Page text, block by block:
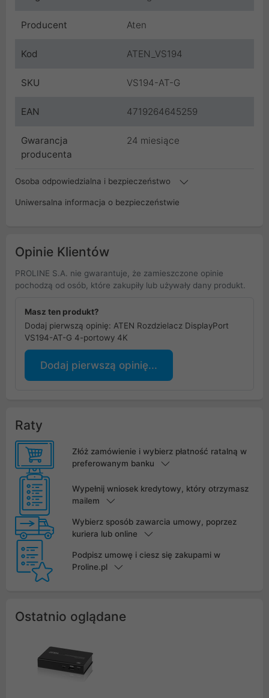
Producent Aten
Kod ATEN_VS194
SKU VS194-AT-G
EAN 4719264645259
Gwarancja
producenta
24 miesiące
Osoba odpowiedzialna i bezpieczeństwo
Uniwersalna informacja o bezpieczeństwie
Opinie Klientów
PROLINE S.A. nie gwarantuje, że zamieszczone opinie
pochodzą od osób, które zakupiły lub używały dany produkt.
Masz ten produkt?
Dodaj pierwszą opinię: ATEN Rozdzielacz DisplayPort
VS194-AT-G 4-portowy 4K
Dodaj pierwszą opinię...
Raty
Złóż zamówienie i wybierz płatność ratalną w
preferowanym banku
Wypełnij wniosek kredytowy, który otrzymasz
mailem
Wybierz sposób zawarcia umowy, poprzez
kuriera lub online
Podpisz umowę i ciesz się zakupami w
Proline.pl
Ostatnio oglądane